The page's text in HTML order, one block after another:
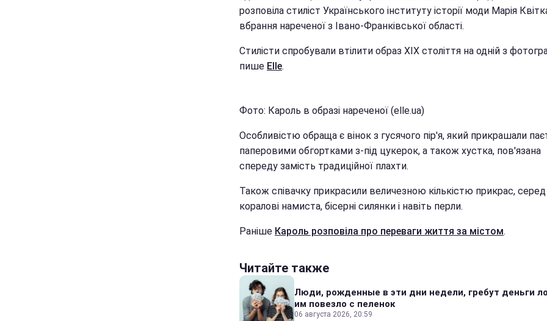
розповіла стиліст Українського інституту історії моди Марія
вбрання нареченої з Івано-Франківської області.
Стилісти спробували втілити образ XIX століття на одній з
пише Elle.
Фото: Кароль в образі нареченої (elle.ua)
Особливістю обраща є вінок з гусячого пір'я, який прикрашали
паперовими обгортками з-під цукерок, а також хустка, пов'язана
спереду замість традиційної плахти.
Також співачку прикрасили величезною кількістю прикрас,
коралові намиста, бісерні силянки і навіть перли.
Раніше Кароль розповіла про переваги життя за містом.
Читайте также
Люди, рожденные в эти дни недели, гребут деньги
им повезло с пеленок
06 августа 2026, 20:59